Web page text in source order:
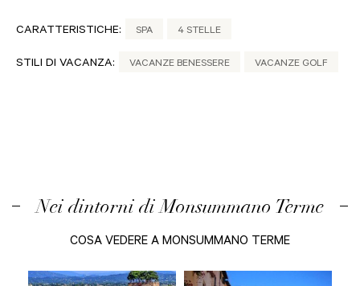
CARATTERISTICHE: SPA 4 STELLE
STILI DI VACANZA: VACANZE BENESSERE VACANZE GOLF
Nei dintorni di Monsummano Terme
COSA VEDERE A MONSUMMANO TERME